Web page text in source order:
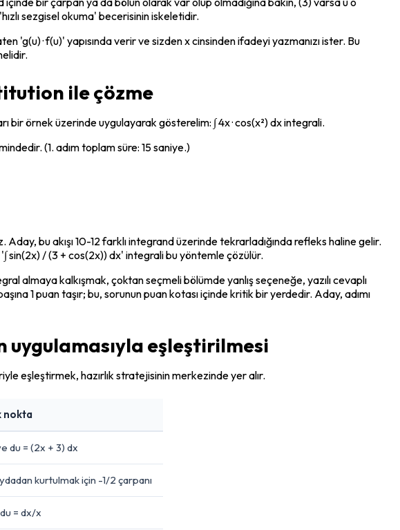
sezgisel okuma' becerisinin iskeletidir.
'g(u) · f(u)' yapısında verir ve sizden x cinsinden ifadeyi yazmanızı ister. Bu
ile çözme
bir örnek üzerinde uygulayarak gösterelim: ∫ 4x · cos(x²) dx integrali.
(1. adım toplam süre: 15 saniye.)
bu akışı 10-12 farklı integrand üzerinde tekrarladığında refleks haline gelir.
sin(2x) / (3 + cos(2x)) dx' integrali bu yöntemle çözülür.
almaya kalkışmak, çoktan seçmeli bölümde yanlış seçeneğe, yazılı cevaplı
1 puan taşır; bu, sorunun puan kotası içinde kritik bir yerdedir. Aday, adımı
uygulamasıyla eşleştirilmesi
eşleştirmek, hazırlık stratejisinin merkezinde yer alır.
nokta
du = (2x + 3) dx
kurtulmak için -1/2 çarpanı
= dx/x